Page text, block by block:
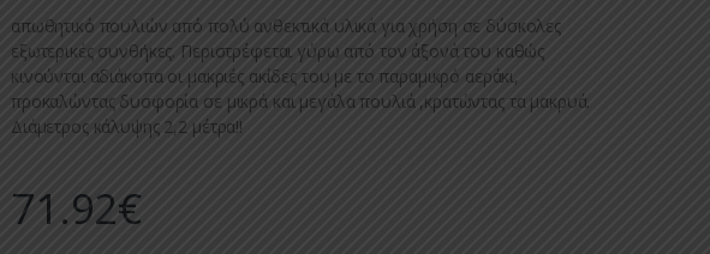
απωθητικό πουλιών από πολύ ανθεκτικά υλικά για χρήση σε δύσκολες
εξωτερικές συνθήκες. Περιστρέφεται γύρω από τον άξονά του καθώς
κινούνται αδιάκοπα οι μακριές ακίδες του με το παραμικρό αεράκι,
προκαλώντας δυσφορία σε μικρά και μεγάλα πουλιά ,κρατώντας τα μακρυά.
Διάμετρος κάλυψης 2,2 μέτρα!!
71.92€